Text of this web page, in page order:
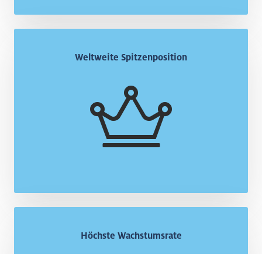
Weltweite Spitzenposition
Weltweite Spitzenposition
Luzern eine Firma gründen. Die Schweiz gilt
weltweit als attraktivster Firmenstandort.
Höchste Wachstumsrate